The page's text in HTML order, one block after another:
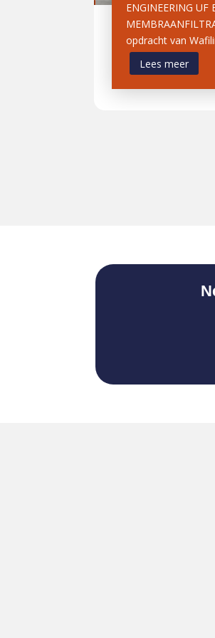
ENGINEERING UF
opdracht van
Lees meer